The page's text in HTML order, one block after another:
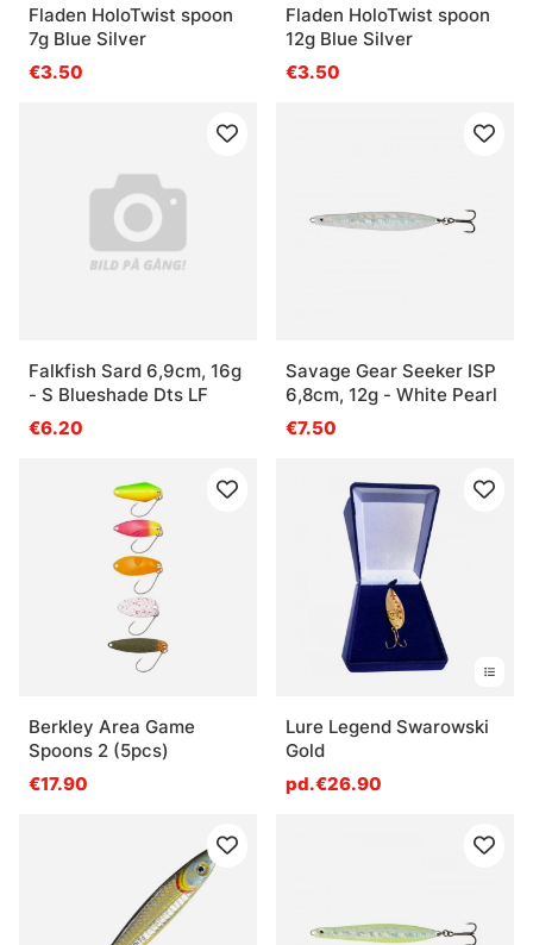
Fladen HoloTwist spoon
7g Blue Silver
€3.50
Fladen HoloTwist spoon
12g Blue Silver
€3.50
Falkfish Sard 6,9cm, 16g
- S Blueshade Dts LF
€6.20
Savage Gear Seeker ISP
6,8cm, 12g - White Pearl
€7.50
Berkley Area Game
Spoons 2 (5pcs)
€17.90
Lure Legend Swarowski
Gold
pd.€26.90